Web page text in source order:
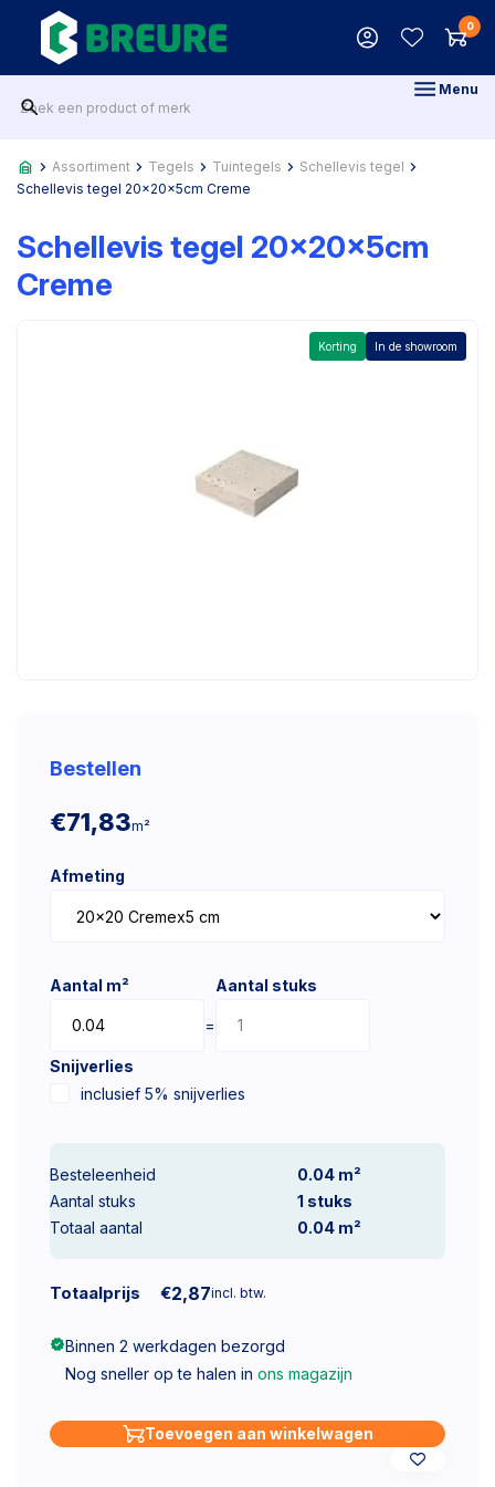
0
Menu
Assortiment Tegels Tuintegels
Schellevis tegel
Schellevis tegel 20x20x5cm Creme
Schellevis tegel 20x20x5cm
Creme
Korting In de showroom
Bestellen
€71,83m²
Afmeting
Aantal m²
=
Aantal stuks
Snijverlies
inclusief 5% snijverlies
Besteleenheid
0.04 m²
Aantal stuks
1 stuks
Totaal aantal
0.04 m²
Totaalprijs €2,87incl. btw.
Binnen 2 werkdagen bezorgd
Nog sneller op te halen in ons magazijn
Toevoegen aan winkelwagen